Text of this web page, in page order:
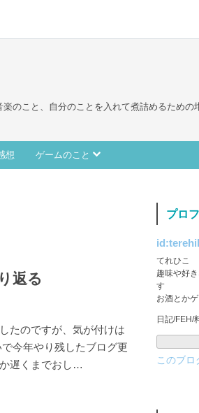
のこと、自分のことを入れて煮詰めるための
想 ゲームのこと
返る
たのですが、気が付けは
今年やり残したブログ更
遅くまでおし…
プロ
てれひこ
趣味や好
す
お酒とか
日記/FEH/
このブロ